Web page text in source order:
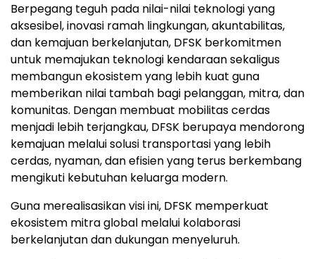
Berpegang teguh pada nilai-nilai teknologi yang
aksesibel, inovasi ramah lingkungan, akuntabilitas,
dan kemajuan berkelanjutan, DFSK berkomitmen
untuk memajukan teknologi kendaraan sekaligus
membangun ekosistem yang lebih kuat guna
memberikan nilai tambah bagi pelanggan, mitra, dan
komunitas. Dengan membuat mobilitas cerdas
menjadi lebih terjangkau, DFSK berupaya mendorong
kemajuan melalui solusi transportasi yang lebih
cerdas, nyaman, dan efisien yang terus berkembang
mengikuti kebutuhan keluarga modern.
Guna merealisasikan visi ini, DFSK memperkuat
ekosistem mitra global melalui kolaborasi
berkelanjutan dan dukungan menyeluruh.